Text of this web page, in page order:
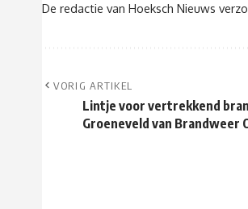
De redactie van Hoeksch Nieuws
VORIG ARTIKEL
Lintje voor vertrekkend
Groeneveld van Brandweer